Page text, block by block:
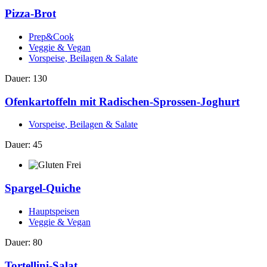
Pizza-Brot
Prep&Cook
Veggie & Vegan
Vorspeise, Beilagen & Salate
Dauer: 130
Ofenkartoffeln mit Radischen-Sprossen-Joghurt
Vorspeise, Beilagen & Salate
Dauer: 45
Spargel-Quiche
Hauptspeisen
Veggie & Vegan
Dauer: 80